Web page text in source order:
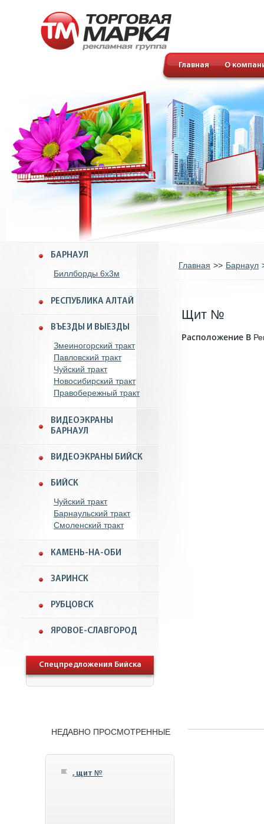
Главная О
БАРНАУЛ
Биллборды 6x3м
РЕСПУБЛИКА АЛТАЙ
ВЪЕЗДЫ И ВЫЕЗДЫ
Змеиногорский тракт
Павловский тракт
Чуйский тракт
Новосибирский тракт
Правобережный тракт
ВИДЕОЭКРАНЫ
БАРНАУЛ
ВИДЕОЭКРАНЫ БИЙСК
БИЙСК
Чуйский тракт
Барнаульский тракт
Смоленский тракт
КАМЕНЬ-НА-ОБИ
ЗАРИНСК
РУБЦОВСК
ЯРОВОЕ-СЛАВГОРОД
Спецпредложения Бийска
Главная >> Барнаул
Щит №
Расположение B
НЕДАВНО ПРОСМОТРЕННЫЕ
, щит №